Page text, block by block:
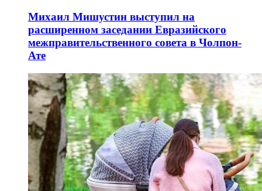
Михаил Мишустин выступил на
расширенном заседании Евразийского
межправительственного совета в Чолпон-
Ате